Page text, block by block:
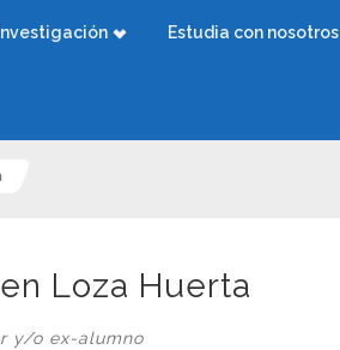
Investigación Estudia con nosotros
Loza Huerta
y/o ex-alumno